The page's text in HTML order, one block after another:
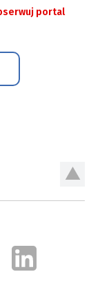
portal